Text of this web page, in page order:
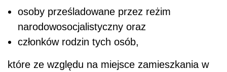
osoby prześladowane przez reżim
narodowosocjalistyczny oraz
członków rodzin tych osób,
które ze względu na miejsce zamieszkania w